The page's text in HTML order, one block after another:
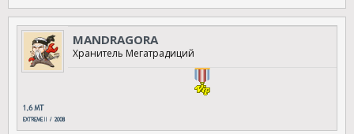
MANDRAGORA
Хранитель Мегатрадиций